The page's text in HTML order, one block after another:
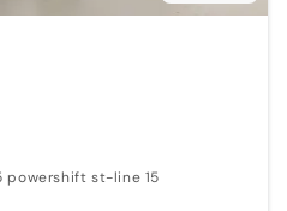
powershift st-line 15